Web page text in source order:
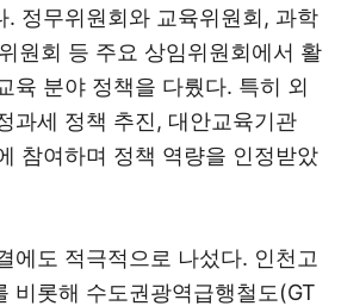
. 정무위원회와 교육위원회, 과학
원회 등 주요 상임위원회에서 활
육 분야 정책을 다뤘다. 특히 외
과세 정책 추진, 대안교육기관
참여하며 정책 역량을 인정받았
에도 적극적으로 나섰다. 인천고
비롯해 수도권광역급행철도(GT